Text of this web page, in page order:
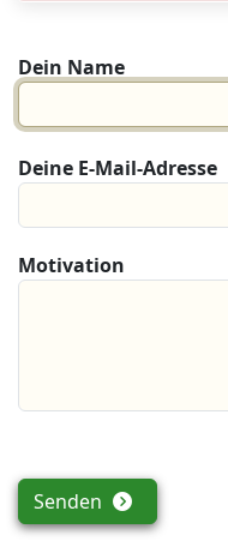
Dein Name
Deine E-Mail-Adresse
Motivation
Senden